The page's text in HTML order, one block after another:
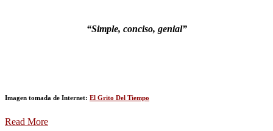
“Simple, conciso, genial”
Imagen tomada de Internet: El Grito Del Tiempo
Read More